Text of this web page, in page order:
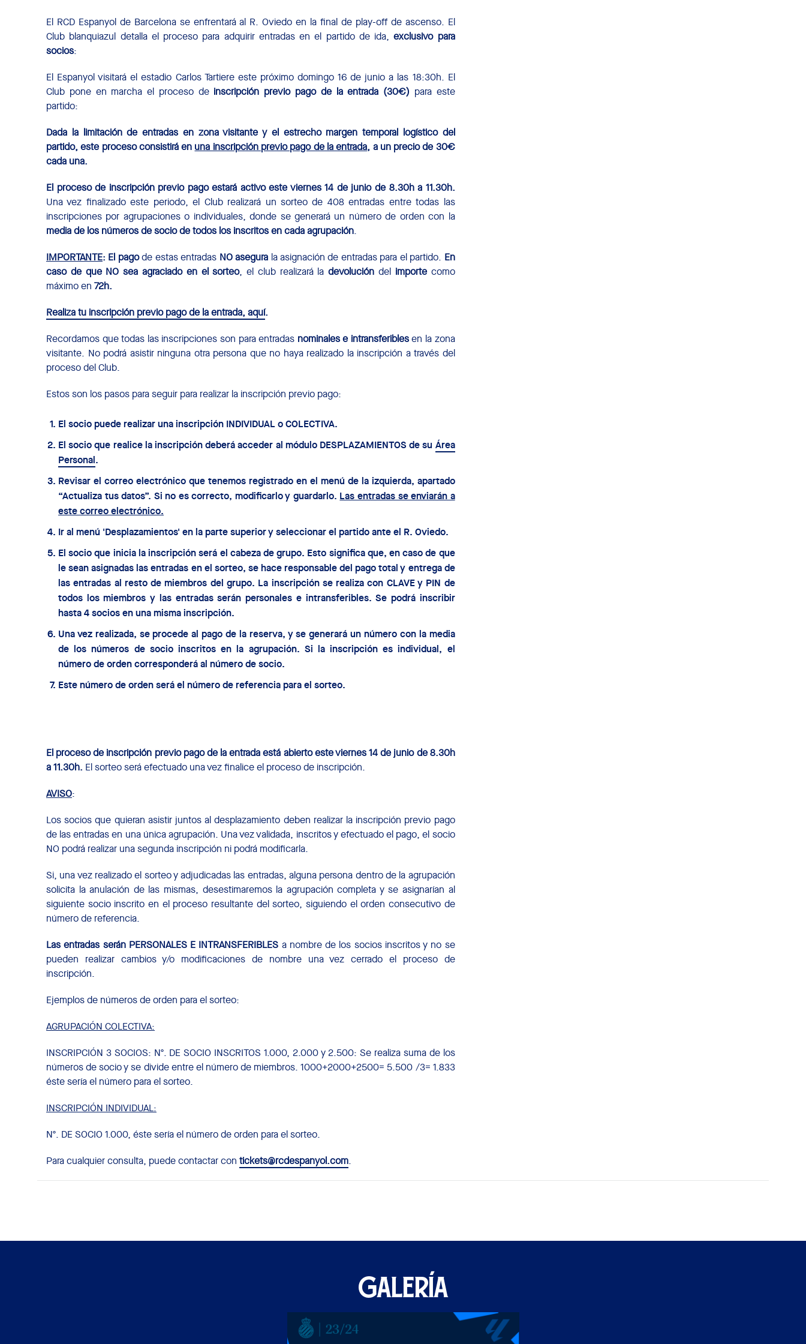
El RCD Espanyol de Barcelona se enfrentará al R. Oviedo en la final de play-off de ascenso. El
Club blanquiazul detalla el proceso para adquirir entradas en el partido de ida,exclusivo para
socios:
El Espanyol visitará el estadio Carlos Tartiere este próximo domingo 16 de junio a las 18:30h. El
Club pone en marcha el proceso de inscripción previo pago de la entrada (30€) para este
partido:
Dada la limitación de entradas en zona visitante y el estrecho margen temporal logístico del
partido, este proceso consistirá en una inscripción previo pago de la entrada, a un precio de 30€
cada una.
El proceso de inscripción previo pago estará activo este viernes 14 de junio de 8.30h a 11.30h.
Una vez finalizado este periodo, el Club realizará un sorteo de 408 entradas entre todas las
inscripciones por agrupaciones o individuales, donde se generará un número de orden con la
media de los números de socio de todos los inscritos en cada agrupación.
IMPORTANTE: El pagode estas entradas NO asegura la asignación de entradas para el partido. En
caso de que NO sea agraciado en el sorteo, el club realizará ladevolución del importecomo
máximo en 72h.
Realiza tu inscripción previo pago de la entrada, aquí.
Recordamos que todas las inscripciones son para entradas nominales e intransferiblesen la zona
visitante. No podrá asistir ninguna otra persona que no haya realizado la inscripción a través del
proceso del Club.
Estos son los pasos para seguir para realizar la inscripción previo pago:
El socio puede realizar una inscripción INDIVIDUAL o COLECTIVA.
El socio que realice la inscripción deberá acceder al módulo DESPLAZAMIENTOS de su Área
Personal.
Revisar el correo electrónico que tenemos registrado en el menú de la izquierda, apartado
“Actualiza tus datos”. Si no es correcto, modificarlo y guardarlo. Las entradas se enviarán a
este correo electrónico.
Ir al menú 'Desplazamientos' en la parte superior y seleccionar el partido ante el R. Oviedo.
El socio que inicia la inscripción será el cabeza de grupo. Esto significa que, en caso de que
le sean asignadas las entradas en el sorteo, se hace responsable del pago total y entrega de
las entradas al resto de miembros del grupo. La inscripción se realiza con CLAVE y PIN de
todos los miembrosy las entradas serán personales e intransferibles. Se podrá inscribir
hasta 4 socios en una misma inscripción.
Una vez realizada, se procede al pago de la reserva, y se generará un número con la media
de los números de socio inscritos en la agrupación. Si la inscripción es individual, el
número de orden corresponderá al número de socio.
Este número de orden será el número de referencia para el sorteo.
El proceso de inscripción previo pago de la entrada está abierto este viernes 14 de junio de 8.30h
a 11.30h. El sorteo será efectuado una vez finalice el proceso de inscripción.
AVISO:
Los socios que quieran asistir juntos al desplazamiento deben realizar la inscripción previo pago
de las entradas en una única agrupación. Una vez validada, inscritos y efectuado el pago, el socio
NO podrá realizar una segunda inscripción ni podrá modificarla.
Si, una vez realizado el sorteo y adjudicadas las entradas, alguna persona dentro de la agrupación
solicita la anulación de las mismas, desestimaremos la agrupación completa y se asignarían al
siguiente socio inscrito en el proceso resultante del sorteo, siguiendo el orden consecutivo de
número de referencia.
Las entradas serán PERSONALES E INTRANSFERIBLES a nombre de los socios inscritos y no se
pueden realizar cambios y/o modificaciones de nombre una vez cerrado el proceso de
inscripción.
Ejemplos de números de orden para el sorteo:
AGRUPACIÓN COLECTIVA:
INSCRIPCIÓN 3 SOCIOS: Nº. DE SOCIO INSCRITOS 1.000, 2.000 y 2.500: Se realiza suma de los
números de socio y se divide entre el número de miembros. 1000+2000+2500= 5.500 /3= 1.833
éste sería el número para el sorteo.
INSCRIPCIÓN INDIVIDUAL:
Nº. DE SOCIO 1.000, éste sería el número de orden para el sorteo.
Para cualquier consulta, puede contactar con tickets@rcdespanyol.com.
GALERÍA